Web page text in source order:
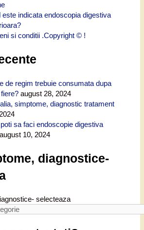
este indicata endoscopia digestiva
si conditii .Copyright © !
de regim trebuie consumata dupa
august 28, 2024
simptome, diagnostic tratament
sa faci endoscopie digestiva
august 10, 2024
diagnostice-
selecteaza